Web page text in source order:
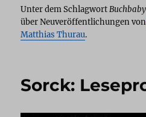
Unter dem SchlagwortBuchbaby
über Neuveröffentlichungen
Matthias Thurau.
Sorck: